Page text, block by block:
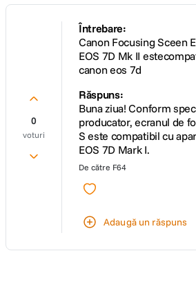
0
voturi
Întrebare:
Canon Focusing Sceen
EOS 7D Mk II
canon eos 7d
Răspuns:
Buna ziua! Conform
producator, ecranul de
S este compatibil cu
EOS 7D Mark I.
De către F64
Adaugă un răspuns